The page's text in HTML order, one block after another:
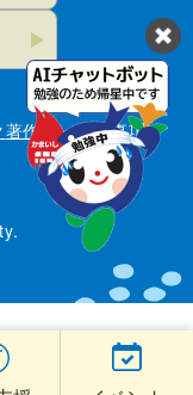
著作権・免責事項